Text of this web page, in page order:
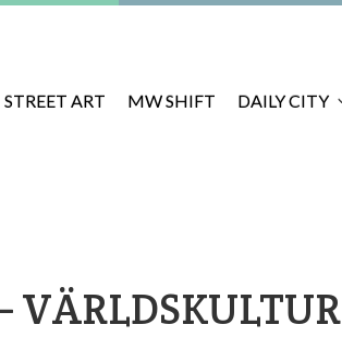
STREET ART MW SHIFT DAILY CITY
VÄRLDSKULTUR